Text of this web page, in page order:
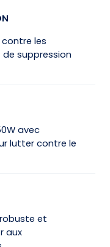
les
de suppression
avec
lutter contre le
et
aux